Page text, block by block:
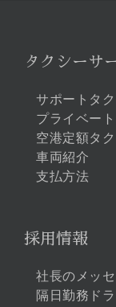
タクシーサ
サポートタ
プライベー
空港定額タ
車両紹介
支払方法
採用情報
社長のメッ
隔日勤務ド